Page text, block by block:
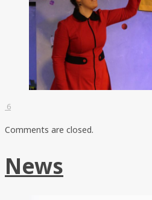
6
Comments are closed.
News